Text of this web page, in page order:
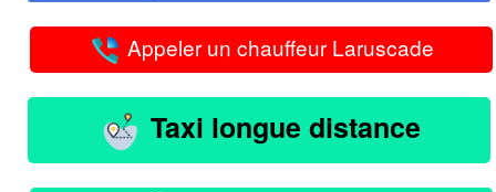
Appeler un chauffeur Laruscade
Taxi longue distance